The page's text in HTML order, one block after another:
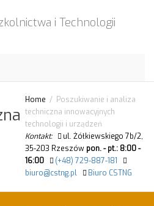
Home
Poszukiwanie i analiza
techniczna innowacyjnych
technologii i urządzeń
Kontakt:
ul. Żółkiewskiego 7b/2,
35-203 Rzeszów pon. - pt.: 8:00 -
16:00
(+48) 729-887-181
biuro@cstng.pl
Biuro CSTNG